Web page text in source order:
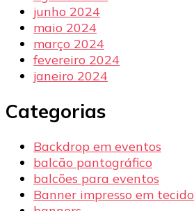
junho 2024
maio 2024
março 2024
fevereiro 2024
janeiro 2024
Categorias
Backdrop em eventos
balcão pantográfico
balcões para eventos
Banner impresso em tecido